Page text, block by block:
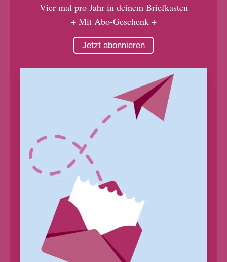
Vier mal pro Jahr in deinem Briefkasten
+ Mit Abo-Geschenk +
Jetzt abonnieren